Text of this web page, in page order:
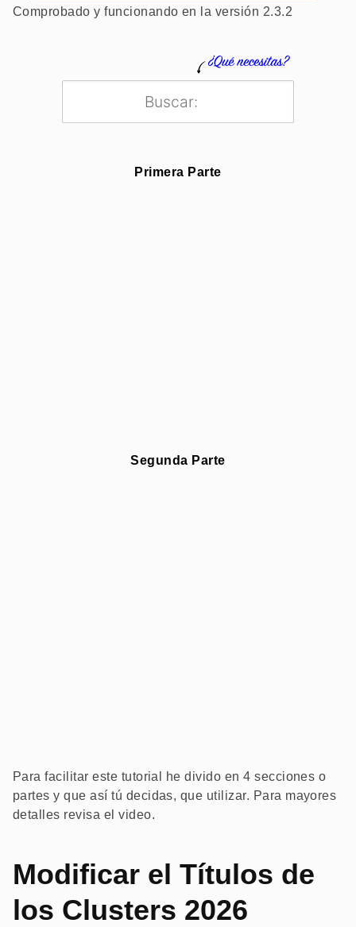
Comprobado y funcionando en la versión 2.3.2
Primera Parte
Segunda Parte
Para facilitar este tutorial he divido en 4 secciones o
partes y que así tú decidas, que utilizar. Para mayores
detalles revisa el video.
Modificar el Títulos de
los Clusters 2026